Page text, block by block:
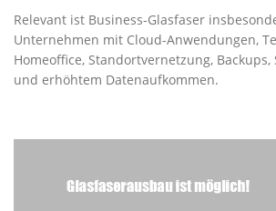
Relevant ist Business-Glasfaser
Unternehmen mit Cloud-Anwendungen,
Homeoffice, Standortvernetzung, Backups,
und erhöhtem Datenaufkommen.